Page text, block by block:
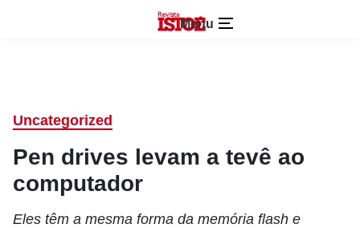
Menu
Uncategorized
Pen drives levam a tevê ao
computador
Eles têm a mesma forma da memória flash e